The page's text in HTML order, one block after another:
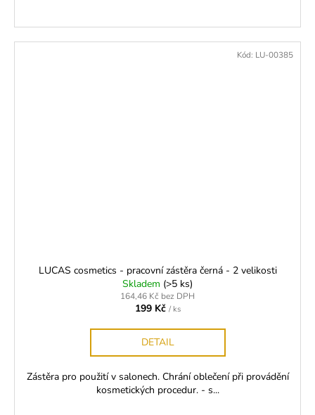
LUCAS cosmetics - pracovní zástěra černá - 2 velikosti
Skladem (>5 ks)
164,46 Kč bez DPH
199 Kč / ks
DETAIL
Zástěra pro použití v salonech. Chrání oblečení při provádění
kosmetických procedur. - s...
Kód: LU-00385